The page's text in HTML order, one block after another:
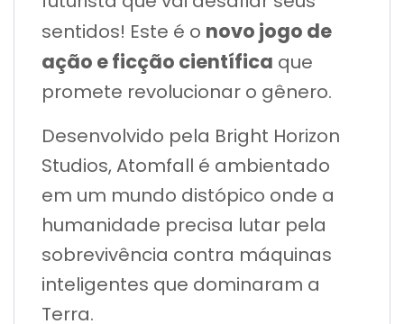
sentidos! Este é o novo jogo de
ação e ficção científica que
promete revolucionar o gênero.
Desenvolvido pela Bright Horizon
Studios, Atomfall é ambientado
em um mundo distópico onde a
humanidade precisa lutar pela
sobrevivência contra máquinas
inteligentes que dominaram a
Terra.